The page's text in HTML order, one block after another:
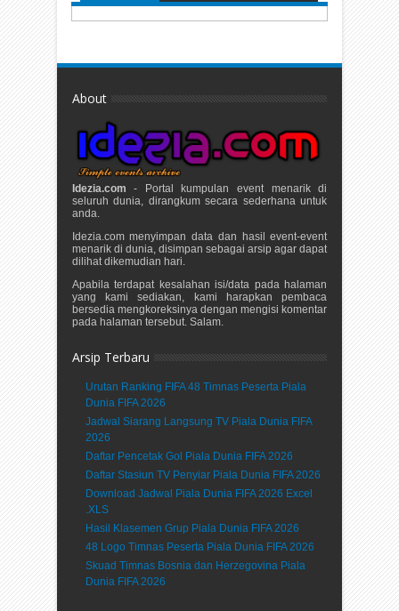
About
Idezia.com - Portal kumpulan event menarik di
seluruh dunia, dirangkum secara sederhana untuk
anda.
Idezia.com menyimpan data dan hasil event-event
menarik di dunia, disimpan sebagai arsip agar dapat
dilihat dikemudian hari.
Apabila terdapat kesalahan isi/data pada halaman
yang kami sediakan, kami harapkan pembaca
bersedia mengkoreksinya dengan mengisi komentar
pada halaman tersebut. Salam.
Arsip Terbaru
Urutan Ranking FIFA 48 Timnas Peserta Piala
Dunia FIFA 2026
Jadwal Siarang Langsung TV Piala Dunia FIFA
2026
Daftar Pencetak Gol Piala Dunia FIFA 2026
Daftar Stasiun TV Penyiar Piala Dunia FIFA 2026
Download Jadwal Piala Dunia FIFA 2026 Excel
.XLS
Hasil Klasemen Grup Piala Dunia FIFA 2026
48 Logo Timnas Peserta Piala Dunia FIFA 2026
Skuad Timnas Bosnia dan Herzegovina Piala
Dunia FIFA 2026